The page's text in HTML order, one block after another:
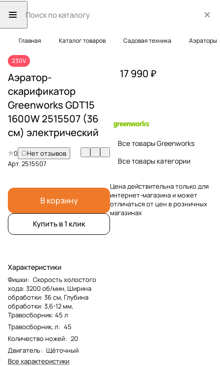
Главная Каталог товаров Садовая техника Аэраторы
230V
Аэратор-
скарификатор
Greenworks GDT15
1600W 2515507 (36
см) электрический
0
Нет отзывов
Арт.2515507
В корзину
Купить в 1 клик
Характеристики
Фишки: Скорость холостого
хода: 3200 об/мин, Ширина
обработки: 36 см, Глубина
обработки: 3,6-12 мм,
Травосборник: 45 л
Травосборник, л: 45
Количество ножей: 20
Двигатель: Щёточный
Все характеристики
17 990 ₽
Все товары Greenworks
Все товары категории
Цена действительна только для
интернет-магазина и может
отличаться от цен в розничных
магазинах